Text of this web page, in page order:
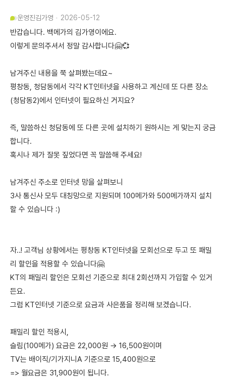
운영진김가영 2026-05-12
반갑습니다. 백메가의 김가영이에요.
이렇게 문의주셔서 정말 감사합니다🤗💞
남겨주신 내용을 쭉 살펴봤는데요~
평창동, 청담동에서 각각 KT인터넷을 사용하고 계신데 또 다른 장소
(청담동2)에서 인터넷이 필요하신 거지요?
즉, 말씀하신 청담동에 또 다른 곳에 설치하기 원하시는 게 맞는지 궁금
합니다.
혹시나 제가 잘못 짚었다면 꼭 말씀해 주세요!
남겨주신 주소로 인터넷 망을 살펴보니
3사 통신사 모두 대칭망으로 지원되며 100메가와 500메가까지 설치
할 수 있습니다 :)
자..! 고객님 상황에서는 평창동 KT인터넷을 모회선으로 두고 또 패밀
리 할인을 적용할 수 있습니다🤗
KT의 패밀리 할인은 모회선 기준으로 최대 2회선까지 가입할 수 있거
든요.
그럼 KT인터넷 기준으로 요금과 사은품을 정리해 보겠습니다.
패밀리 할인 적용시,
슬림(100메가) 요금은 22,000원 → 16,500원이며
TV는 배이직/기가지니A 기준으로 15,400원으로
=> 월요금은 31,900원이 됩니다.